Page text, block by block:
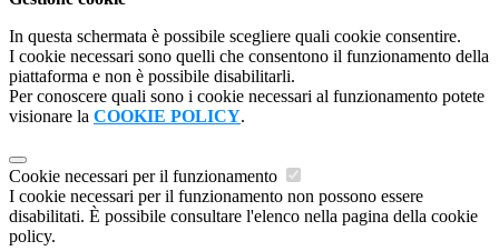
In questa schermata è possibile scegliere quali cookie consentire.
I cookie necessari sono quelli che consentono il funzionamento della
piattaforma e non è possibile disabilitarli.
Per conoscere quali sono i cookie necessari al funzionamento potete
visionare la COOKIE POLICY.
Cookie necessari per il funzionamento
I cookie necessari per il funzionamento non possono essere
disabilitati. È possibile consultare l'elenco nella pagina della cookie
policy.